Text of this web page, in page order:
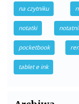
na czytniku
notatki
pocketbook
tablet e ink